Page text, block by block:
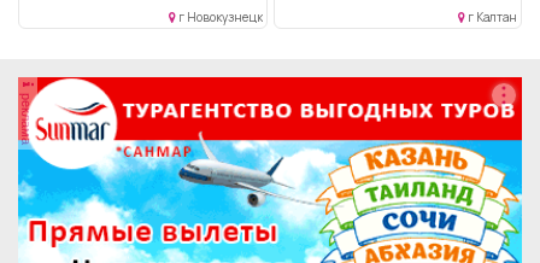
г Новокузнецк г Калтан
реклама